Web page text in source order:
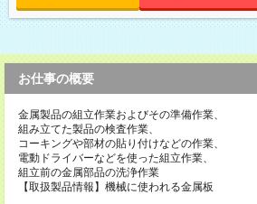
お仕事の概要
金属製品の組立作業およびその準備作業、
組み立てた製品の検査作業、
コーキングや部材の貼り付けなどの作業、
電動ドライバーなどを使った組立作業、
組立前の金属部品の洗浄作業
【取扱製品情報】機械に使われる金属板